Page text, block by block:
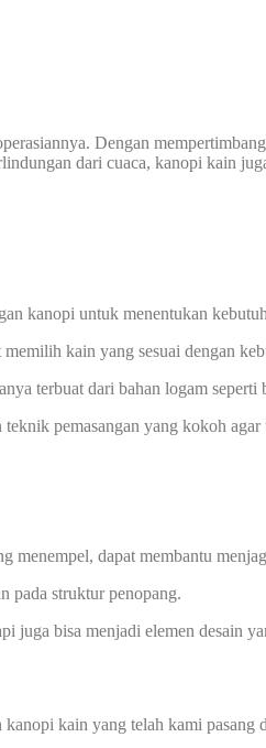
Dengan
dari cuaca, kanopi kain
kanopi untuk menentukan
kain yang sesuai dengan
terbuat dari bahan logam seperti
pemasangan yang kokoh
menempel, dapat membantu
pada struktur penopang.
juga bisa menjadi elemen desain
kain yang telah kami pasang